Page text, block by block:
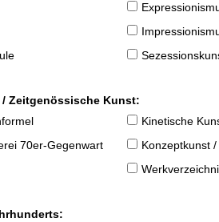
/ Zeitgenössische Kunst:
Kinetische
70er-Gegenwart
Konzeptkunst